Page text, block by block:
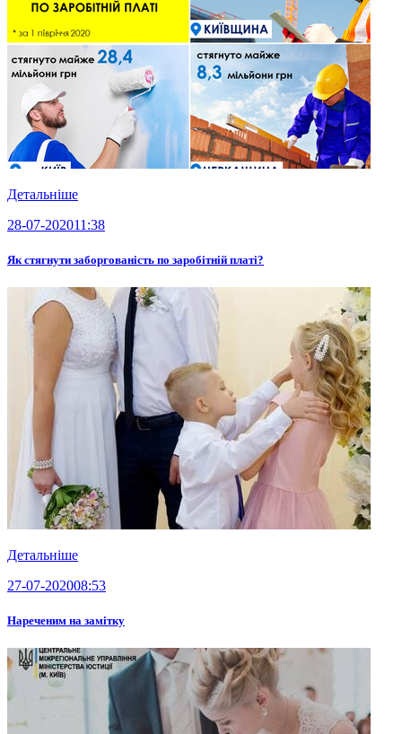
Детальніше
28-07-202011:38
Як стягнути заборгованість по заробітній платі?
Детальніше
27-07-202008:53
Нареченим на замітку